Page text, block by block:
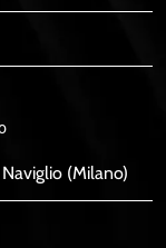
(Milano)